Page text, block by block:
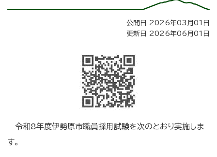
公開日 2026年03月01日
更新日 2026年06月01日
令和8年度伊勢原市職員採用試験を次のとおり実施しま
す。